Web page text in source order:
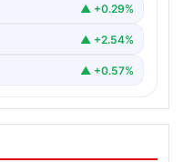
▲ +0.29%
▲ +2.54%
▲ +0.57%